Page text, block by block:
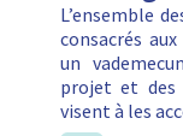
L’ensemble
consacrés
un
projet et des
visent à les